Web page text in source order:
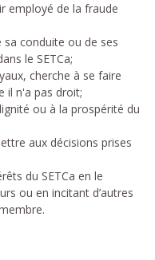
employé de la fraude
conduite ou de ses
le SETCa;
cherche à se faire
il n'a pas droit;
ou à la prospérité du
aux décisions prises
du SETCa en le
ou en incitant d’autres